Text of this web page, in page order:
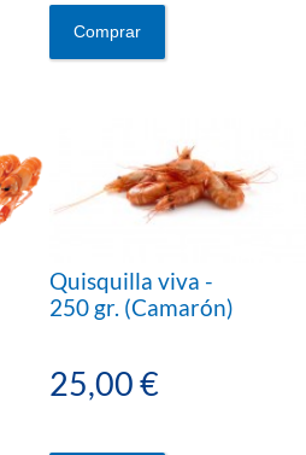
Comprar
Quisquilla viva -
250 gr. (Camarón)
25,00 €